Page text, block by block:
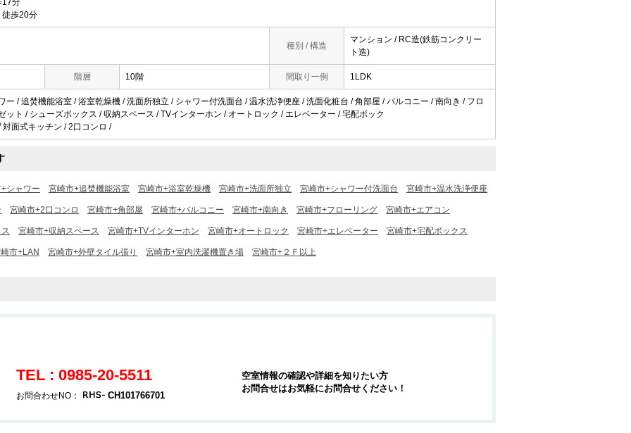
分
歩20分
種別 / 構造
マンション / RC造(鉄筋コンクリー
ト造)
階層 10階 間取り一例 1LDK
ー / 追焚機能浴室 / 浴室乾燥機 / 洗面所独立 / シャワー付洗面台 / 温水洗浄便座 / 洗面化粧台 / 角部屋 / バルコニー / 南向き / フロ
ット / シューズボックス / 収納スペース / TVインターホン / オートロック / エレベーター / 宅配ボック
対面式キッチン / 2口コンロ /
シャワー 宮崎市+追焚機能浴室 宮崎市+浴室乾燥機 宮崎市+洗面所独立 宮崎市+シャワー付洗面台 宮崎市+温水洗浄便座
宮崎市+2口コンロ 宮崎市+角部屋 宮崎市+バルコニー 宮崎市+南向き 宮崎市+フローリング 宮崎市+エアコン
宮崎市+収納スペース 宮崎市+TVインターホン 宮崎市+オートロック 宮崎市+エレベーター 宮崎市+宅配ボックス
市+LAN 宮崎市+外壁タイル張り 宮崎市+室内洗濯機置き場 宮崎市+２Ｆ以上
TEL : 0985-20-5511
お問合わせNO： CH101766701
空室情報の確認や詳細を知りたい方
お問合せはお気軽にお問合せください！